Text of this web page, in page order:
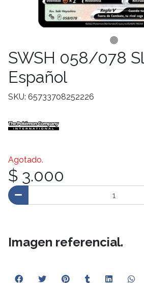
SWSH 058/078
Español
SKU: 65733708252226
Agotado.
$ 3.000
Imagen referencial.